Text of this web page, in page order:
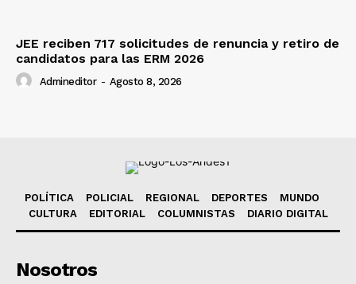
JEE reciben 717 solicitudes de renuncia y retiro de
candidatos para las ERM 2026
Admineditor - Agosto 8, 2026
POLÍTICA POLICIAL REGIONAL DEPORTES
MUNDO
CULTURA
EDITORIAL COLUMNISTAS DIARIO DIGITAL
Nosotros